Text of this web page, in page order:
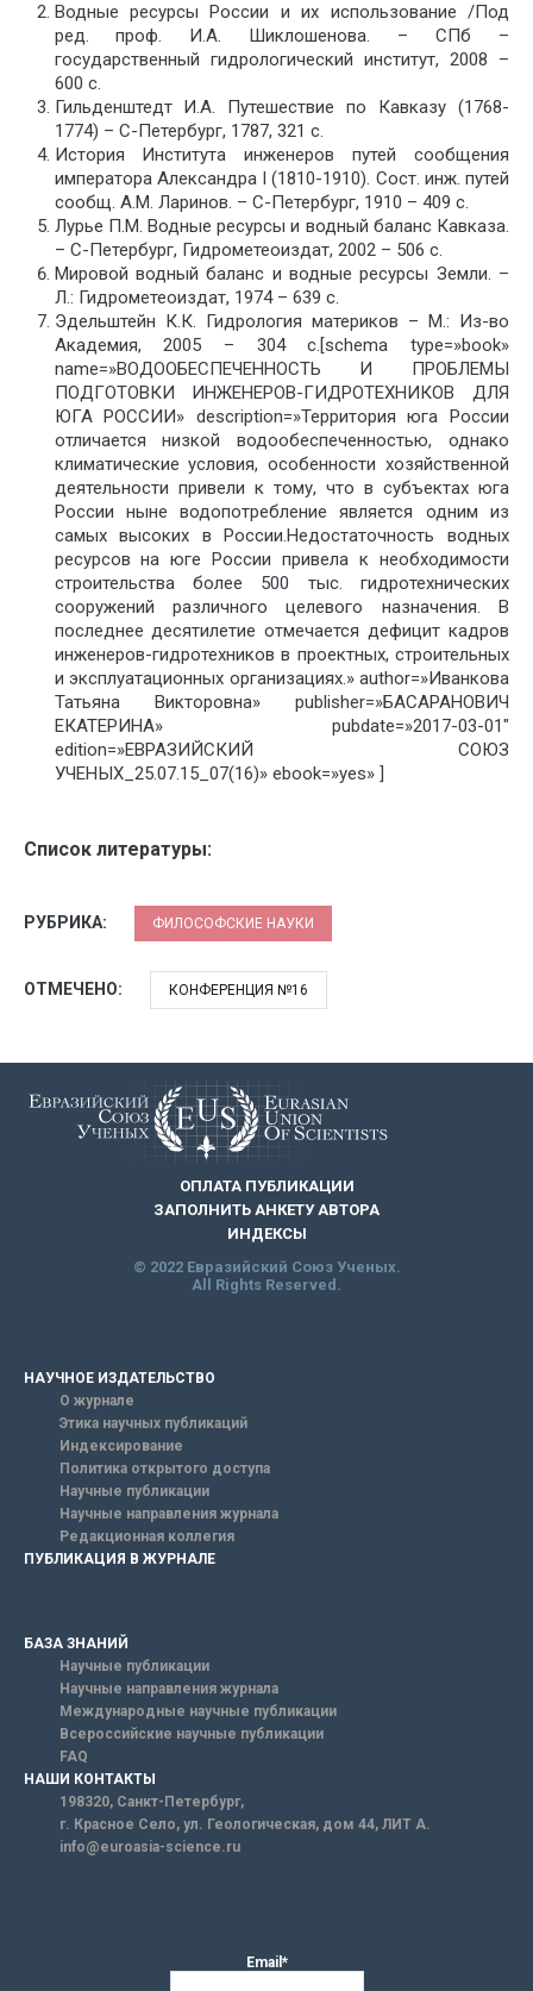
Водные ресурсы России и их использование /Под
ред. проф. И.А. Шиклошенова. – СПб –
государственный гидрологический институт, 2008 –
600 с.
Гильденштедт И.А. Путешествие по Кавказу (1768-
1774) – С-Петербург, 1787, 321 с.
История Института инженеров путей сообщения
императора Александра I (1810-1910). Сост. инж. путей
сообщ. А.М. Ларинов. – С-Петербург, 1910 – 409 с.
Лурье П.М. Водные ресурсы и водный баланс Кавказа.
– С-Петербург, Гидрометеоиздат, 2002 – 506 с.
Мировой водный баланс и водные ресурсы Земли. –
Л.: Гидрометеоиздат, 1974 – 639 с.
Эдельштейн К.К. Гидрология материков – М.: Из-во
Академия, 2005 – 304 с.[schema type=»book»
name=»ВОДООБЕСПЕЧЕННОСТЬ И ПРОБЛЕМЫ
ПОДГОТОВКИ ИНЖЕНЕРОВ-ГИДРОТЕХНИКОВ ДЛЯ
ЮГА РОССИИ» description=»Территория юга России
отличается низкой водообеспеченностью, однако
климатические условия, особенности хозяйственной
деятельности привели к тому, что в субъектах юга
России ныне водопотребление является одним из
самых высоких в России.Недостаточность водных
ресурсов на юге России привела к необходимости
строительства более 500 тыс. гидротехнических
сооружений различного целевого назначения. В
последнее десятилетие отмечается дефицит кадров
инженеров-гидротехников в проектных, строительных
и эксплуатационных организациях.» author=»Иванкова
Татьяна Викторовна» publisher=»БАСАРАНОВИЧ
ЕКАТЕРИНА» pubdate=»2017-03-01″
edition=»ЕВРАЗИЙСКИЙ СОЮЗ
УЧЕНЫХ_25.07.15_07(16)» ebook=»yes» ]
Список литературы:
РУБРИКА: ФИЛОСОФСКИЕ НАУКИ
ОТМЕЧЕНО: КОНФЕРЕНЦИЯ №16
ОПЛАТА ПУБЛИКАЦИИ
ЗАПОЛНИТЬ АНКЕТУ АВТОРА
ИНДЕКСЫ
© 2022 Евразийский Союз Ученых.
All Rights Reserved.
НАУЧНОЕ ИЗДАТЕЛЬСТВО
О журнале
Этика научных публикаций
Индексирование
Политика открытого доступа
Научные публикации
Научные направления журнала
Редакционная коллегия
ПУБЛИКАЦИЯ В ЖУРНАЛЕ
БАЗА ЗНАНИЙ
Научные публикации
Научные направления журнала
Международные научные публикации
Всероссийские научные публикации
FAQ
НАШИ КОНТАКТЫ
198320, Санкт-Петербург,
г. Красное Село, ул. Геологическая, дом 44, ЛИТ А.
info@euroasia-science.ru
Email*